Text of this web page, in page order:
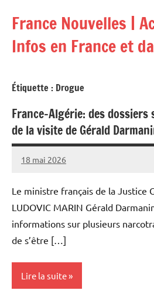
contenu
France Nouvelles |
Infos en France et
Étiquette : Drogue
France-Algérie: des
de la visite de Gérald
18 mai 2026
Admins
Le ministre français de la Justice
LUDOVIC MARIN Gérald
informations sur plusieurs
de s’être […]
Lire la suite